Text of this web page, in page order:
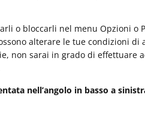
o bloccarli nel menu Opzioni o
alterare le tue condizioni di
non sarai in grado di
nell’angolo in basso a